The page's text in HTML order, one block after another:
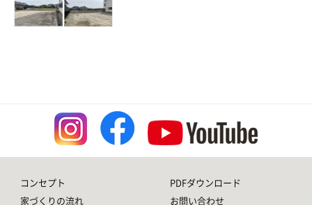
コンセプト
家づくりの流れ
PDFダウンロード
お問い合わせ